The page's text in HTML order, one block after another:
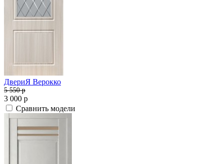
ДвериЯ Верокко
5 550p
3 000 p
Сравнить модели